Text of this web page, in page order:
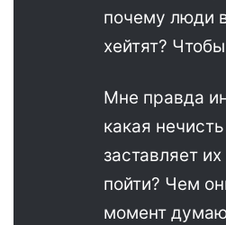
почему люди
хейтят?
Мне правда
какая нечисть
заставляет
пойти? Чем
момент